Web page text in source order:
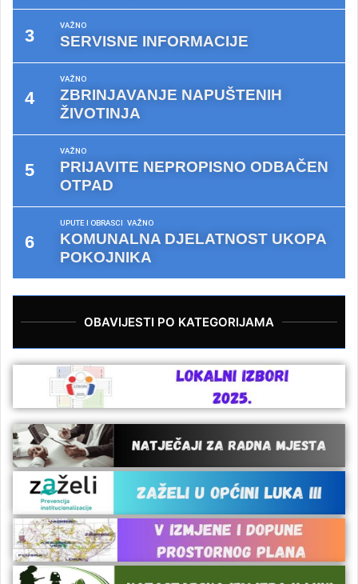
VAŽNO
SERVISNE INFORMACIJE
VAŽNO
ZBRINJAVANJE NAPUŠTENIH
ŽIVOTINJA
VAŽNO
PRIJAVITE NEPROPISNO ODBAČEN
OTPAD
UPUTE I OBRASCI VAŽNO
KOMUNALNA DJELATNOST UKOPA
POKOJNIKA
OBAVIJESTI PO KATEGORIJAMA